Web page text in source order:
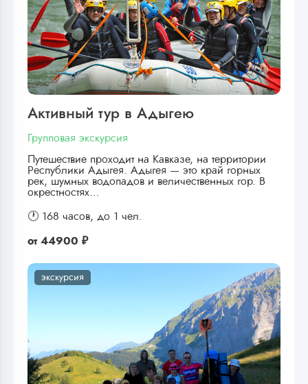
Активный тур в Адыгею
Групповая экскурсия
Путешествие проходит на Кавказе, на территории
Республики Адыгея. Адыгея — это край горных
рек, шумных водопадов и величественных гор. В
окрестностях…
🕐 168 часов, до 1 чел.
от 44900 ₽
экскурсия